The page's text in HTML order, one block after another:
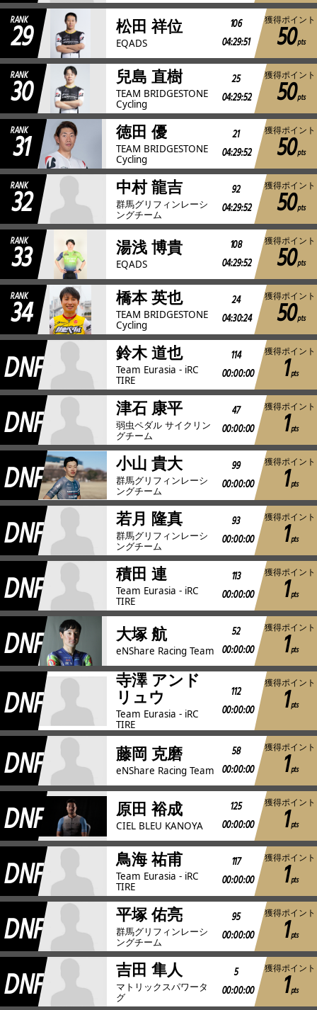
RANK
29 松田 祥位
EQADS
106
04:29:51
獲得ポイント
50pts
RANK
30 兒島 直樹
TEAM BRIDGESTONE
Cycling
25
04:29:52
獲得ポイント
50pts
RANK
31 徳田 優
TEAM BRIDGESTONE
Cycling
21
04:29:52
獲得ポイント
50pts
RANK
32 中村 龍吉
群馬グリフィンレーシ
ングチーム
92
04:29:52
獲得ポイント
50pts
RANK
33 湯浅 博貴
EQADS
108
04:29:52
獲得ポイント
50pts
RANK
34 橋本 英也
TEAM BRIDGESTONE
Cycling
24
04:30:24
獲得ポイント
50pts
DNF 鈴木 道也
Team Eurasia - iRC
TIRE
114
00:00:00
獲得ポイント
1pts
DNF 津石 康平
弱虫ペダル サイクリン
グチーム
47
00:00:00
獲得ポイント
1pts
DNF 小山 貴大
群馬グリフィンレーシ
ングチーム
99
00:00:00
獲得ポイント
1pts
DNF 若月 隆真
群馬グリフィンレーシ
ングチーム
93
00:00:00
獲得ポイント
1pts
DNF 積田 連
Team Eurasia - iRC
TIRE
113
00:00:00
獲得ポイント
1pts
DNF 大塚 航
eNShare Racing Team
52
00:00:00
獲得ポイント
1pts
DNF
寺澤 アンド
リュウ
Team Eurasia - iRC
TIRE
112
00:00:00
獲得ポイント
1pts
DNF 藤岡 克磨
eNShare Racing Team
58
00:00:00
獲得ポイント
1pts
DNF 原田 裕成
CIEL BLEU KANOYA
125
00:00:00
獲得ポイント
1pts
DNF 鳥海 祐甫
Team Eurasia - iRC
TIRE
117
00:00:00
獲得ポイント
1pts
DNF 平塚 佑亮
群馬グリフィンレーシ
ングチーム
95
00:00:00
獲得ポイント
1pts
DNF 吉田 隼人
マトリックスパワータ
グ
5
00:00:00
獲得ポイント
1pts